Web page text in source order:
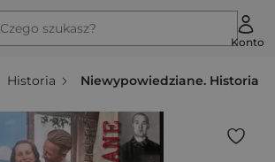
Czego szukasz?
Konto
Historia Niewypowiedziane. Historia